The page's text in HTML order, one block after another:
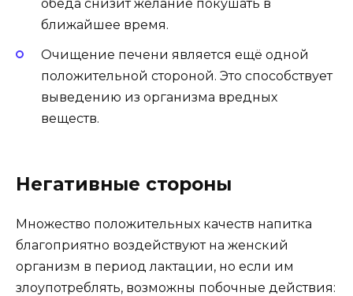
обеда снизит желание покушать в
ближайшее время.
Очищение печени является ещё одной
положительной стороной. Это способствует
выведению из организма вредных
веществ.
Негативные стороны
Множество положительных качеств напитка
благоприятно воздействуют на женский
организм в период лактации, но если им
злоупотреблять, возможны побочные действия: